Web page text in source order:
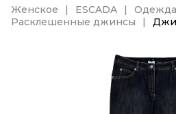
Женское ESCADA Одежда
Расклешенные джинсы